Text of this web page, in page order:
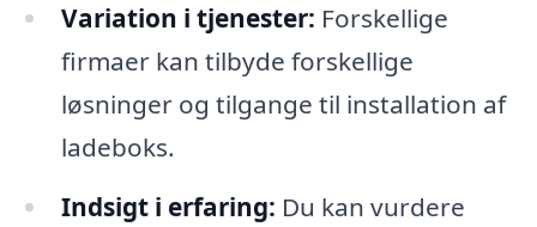
Variation i tjenester: Forskellige
firmaer kan tilbyde forskellige
løsninger og tilgange til installation af
ladeboks.
Indsigt i erfaring: Du kan vurdere